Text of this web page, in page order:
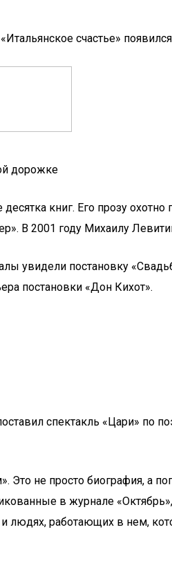
счастье»
дорожке
книг. Его прозу
2001 году Михаилу
увидели постановку
постановки «Дон Кихот».
спектакль «Цари» по
не просто биография, а
в журнале
людях, работающих в нем,